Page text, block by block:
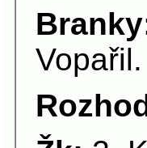
Vopařil.